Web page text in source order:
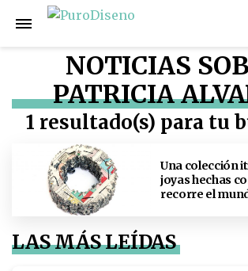
NOTICIAS
PATRICIA
1 resultado(s) para tu
Una colección
joyas hechas
recorre el
LAS MÁS LEÍDAS